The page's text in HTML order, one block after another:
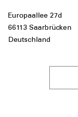
Europaallee 27d
66113 Saarbrücken
Deutschland